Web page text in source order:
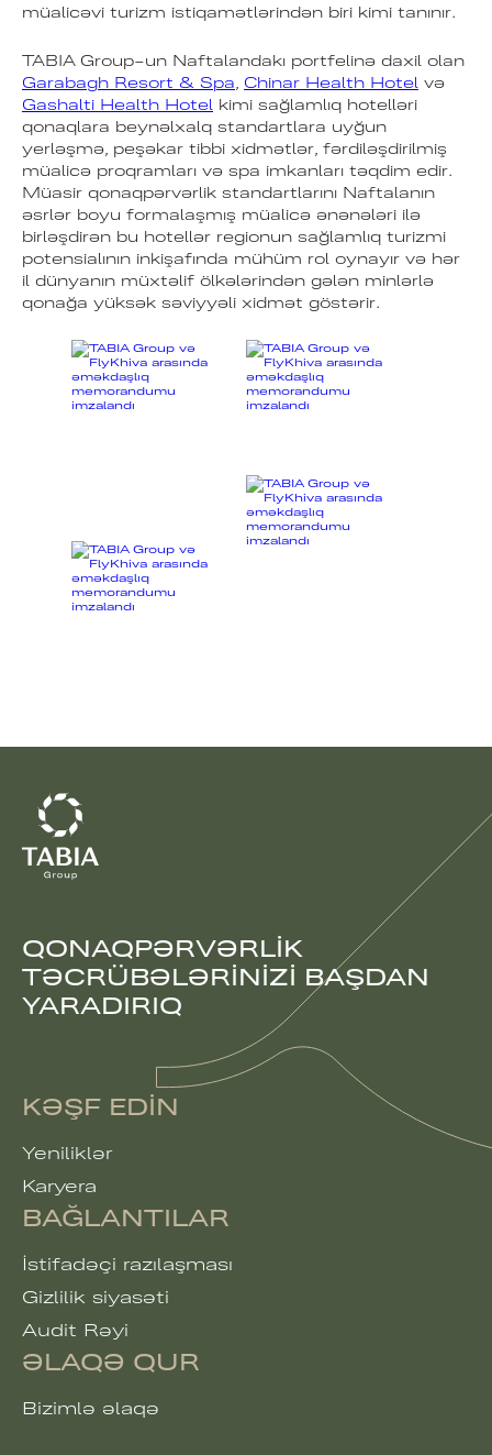
müalicəvi turizm istiqamətlərindən biri kimi tanınır.
TABIA Group-un Naftalandakı portfelinə daxil olan
Garabagh Resort & Spa Chinar Health Hotel və
Gashalti Health Hotel kimi sağlamlıq hotelləri
qonaqlara beynəlxalq standartlara uyğun
yerləşmə, peşəkar tibbi xidmətlər, fərdiləşdirilmiş
müalicə proqramları və spa imkanları təqdim edir.
Müasir qonaqpərvərlik standartlarını Naftalanın
əsrlər boyu formalaşmış müalicə ənənələri ilə
birləşdirən bu hotellər regionun sağlamlıq turizmi
potensialının inkişafında mühüm rol oynayır və hər
il dünyanın müxtəlif ölkələrindən gələn minlərlə
qonağa yüksək səviyyəli xidmət göstərir.
QONAQPƏRVƏRLIK
TƏCRÜBƏLƏRINIZI BAŞDAN
YARADIRIQ
KƏŞF EDIN
Yeniliklər
Karyera
BAĞLANTILAR
İstifadəçi razılaşması
Gizlilik siyasəti
Audit Rəyi
ƏLAQƏ QUR
Bizimlə əlaqə